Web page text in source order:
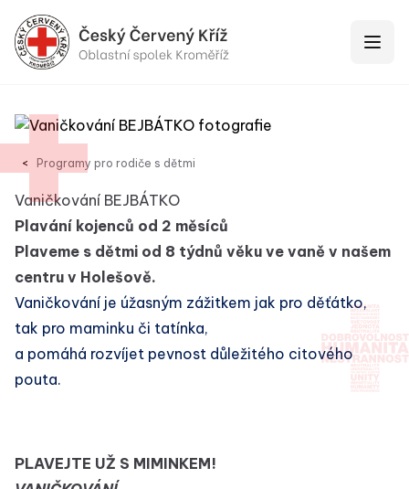
Červený Kríž Kroměříž
Programy pro rodiče s dětmi
Vaničkování BEJBÁTKO
Plavání kojenců od 2 měsíců
Plaveme s dětmi od 8 týdnů věku ve vaně v našem
centru v Holešově.
Vaničkování je úžasným zážitkem jak pro děťátko,
tak pro maminku či tatínka,
a pomáhá rozvíjet pevnost důležitého citového
pouta.
PLAVEJTE UŽ S MIMINKEM!